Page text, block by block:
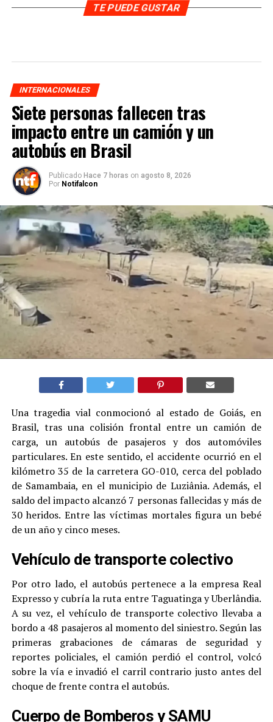
TE PUEDE GUSTAR
INTERNACIONALES
Siete personas fallecen tras
impacto entre un camión y un
autobús en Brasil
Publicado Hace 7 horas on agosto 8, 2026
Por Notifalcon
Una tragedia vial conmocionó al estado de Goiás, en
Brasil, tras una colisión frontal entre un camión de
carga, un autobús de pasajeros y dos automóviles
particulares. En este sentido, el accidente ocurrió en el
kilómetro 35 de la carretera GO-010, cerca del poblado
de Samambaia, en el municipio de Luziânia. Además, el
saldo del impacto alcanzó 7 personas fallecidas y más de
30 heridos. Entre las víctimas mortales figura un bebé
de un año y cinco meses.
Vehículo de transporte colectivo
Por otro lado, el autobús pertenece a la empresa Real
Expresso y cubría la ruta entre Taguatinga y Uberlândia.
A su vez, el vehículo de transporte colectivo llevaba a
bordo a 48 pasajeros al momento del siniestro. Según las
primeras grabaciones de cámaras de seguridad y
reportes policiales, el camión perdió el control, volcó
sobre la vía e invadió el carril contrario justo antes del
choque de frente contra el autobús.
Cuerpo de Bomberos y SAMU